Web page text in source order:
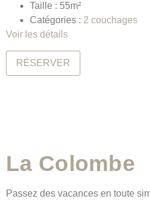
Taille : 55m²
Catégories : 2 couchages
Voir les détails
RÉSERVER
La Colombe
Passez des vacances en toute